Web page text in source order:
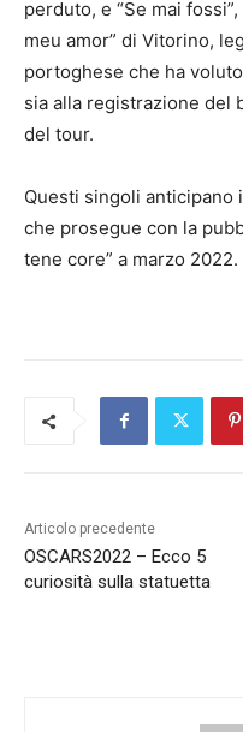
perduto, e “Se mai
meu amor” di Vitorino,
portoghese che ha
sia alla registrazione del
del tour.
Questi singoli
che prosegue con la
tene core” a marzo 2022.
Articolo precedente
OSCARS2022 – Ecco 5
curiosità sulla statuetta